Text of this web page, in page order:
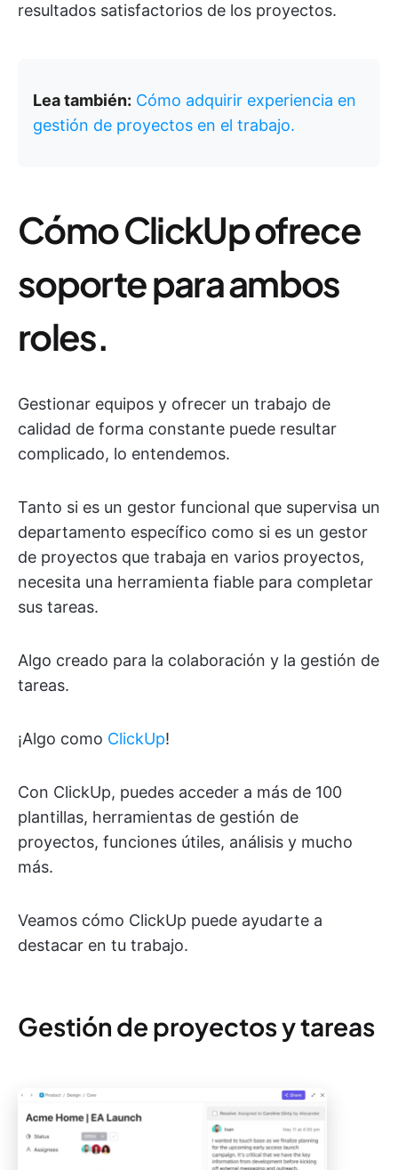
resultados satisfactorios de los proyectos.
Lea también: Cómo adquirir experiencia en
gestión de proyectos en el trabajo.
Cómo ClickUp ofrece
soporte para ambos
roles.
Gestionar equipos y ofrecer un trabajo de
calidad de forma constante puede resultar
complicado, lo entendemos.
Tanto si es un gestor funcional que supervisa un
departamento específico como si es un gestor
de proyectos que trabaja en varios proyectos,
necesita una herramienta fiable para completar
sus tareas.
Algo creado para la colaboración y la gestión de
tareas.
¡Algo como ClickUp!
Con ClickUp, puedes acceder a más de 100
plantillas, herramientas de gestión de
proyectos, funciones útiles, análisis y mucho
más.
Veamos cómo ClickUp puede ayudarte a
destacar en tu trabajo.
Gestión de proyectos y tareas